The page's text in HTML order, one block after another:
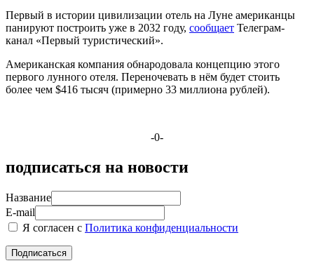
Первый в истории цивилизации отель на Луне американцы
панируют построить уже в 2032 году, сообщает Телеграм-
канал «Первый туристический».
Американская компания обнародовала концепцию этого
первого лунного отеля. Переночевать в нём будет стоить
более чем $416 тысяч (примерно 33 миллиона рублей).
-0-
подписаться на новости
Название
E-mail
Я согласен с Политика конфиденциальности